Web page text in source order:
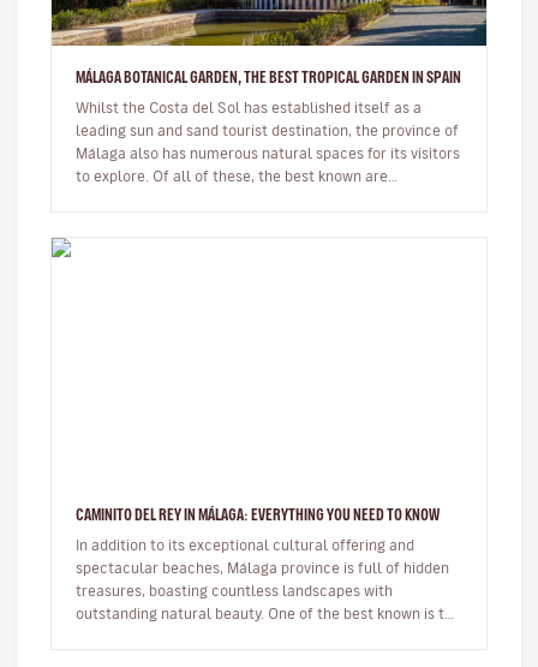
MÁLAGA BOTANICAL GARDEN, THE BEST TROPICAL GARDEN IN SPAIN
Whilst the Costa del Sol has established itself as a
leading sun and sand tourist destination, the province of
Málaga also has numerous natural spaces for its visitors
to explore. Of all of these, the best known are
CAMINITO DEL REY IN MÁLAGA: EVERYTHING YOU NEED TO KNOW
In addition to its exceptional cultural offering and
spectacular beaches, Málaga province is full of hidden
treasures, boasting countless landscapes with
outstanding natural beauty. One of the best known is the